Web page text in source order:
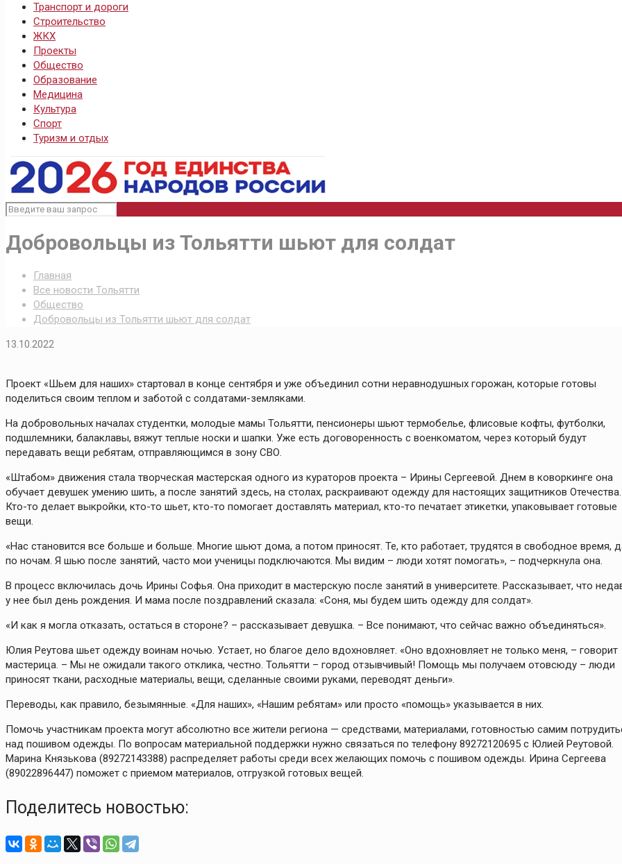
Транспорт и дороги
Строительство
ЖКХ
Проекты
Общество
Образование
Медицина
Культура
Спорт
Туризм и отдых
Добровольцы из Тольятти шьют для солдат
Главная
Все новости Тольятти
Общество
Добровольцы из Тольятти шьют для солдат
13.10.2022
Проект «Шьем для наших» стартовал в конце сентября и уже объединил сотни неравнодушных горожан, которые готовы
поделиться своим теплом и заботой с солдатами-земляками.
На добровольных началах студентки, молодые мамы Тольятти, пенсионеры шьют термобелье, флисовые кофты, футболки,
подшлемники, балаклавы, вяжут теплые носки и шапки. Уже есть договоренность с военкоматом, через который будут
передавать вещи ребятам, отправляющимся в зону СВО.
«Штабом» движения стала творческая мастерская одного из кураторов проекта – Ирины Сергеевой. Днем в коворкинге она
обучает девушек умению шить, а после занятий здесь, на столах, раскраивают одежду для настоящих защитников Отечества.
Кто-то делает выкройки, кто-то шьет, кто-то помогает доставлять материал, кто-то печатает этикетки, упаковывает готовые
вещи.
«Нас становится все больше и больше. Многие шьют дома, а потом приносят. Те, кто работает, трудятся в свободное время,
по ночам. Я шью после занятий, часто мои ученицы подключаются. Мы видим – люди хотят помогать», – подчеркнула она.
В процесс включилась дочь Ирины Софья. Она приходит в мастерскую после занятий в университете. Рассказывает, что
у нее был день рождения. И мама после поздравлений сказала: «Соня, мы будем шить одежду для солдат».
«И как я могла отказать, остаться в стороне? – рассказывает девушка. – Все понимают, что сейчас важно объединяться».
Юлия Реутова шьет одежду воинам ночью. Устает, но благое дело вдохновляет. «Оно вдохновляет не только меня, – говорит
мастерица. – Мы не ожидали такого отклика, честно. Тольятти – город отзывчивый! Помощь мы получаем отовсюду – люди
приносят ткани, расходные материалы, вещи, сделанные своими руками, переводят деньги».
Переводы, как правило, безымянные. «Для наших», «Нашим ребятам» или просто «помощь» указывается в них.
Помочь участникам проекта могут абсолютно все жители региона — средствами, материалами, готовностью самим
над пошивом одежды. По вопросам материальной поддержки нужно связаться по телефону 89272120695 с Юлией Реутовой.
Марина Князькова (89272143388) распределяет работы среди всех желающих помочь с пошивом одежды. Ирина Сергеева
(89022896447) поможет с приемом материалов, отгрузкой готовых вещей.
Поделитесь новостью: